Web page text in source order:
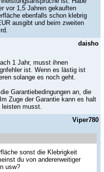
vor 1,5 Jahren gekauften
ebenfalls schon klebrig
ausgibt und beim zweiten
daisho
1 Jahr, musst ihnen
ist. Wenn es lästig ist
solange es noch geht.
Garantiebedingungen an, die
Zuge der Garantie kann es halt
leisten musst.
Viper780
sonst die Klebrigkeit
du von andererweitiger
usw?